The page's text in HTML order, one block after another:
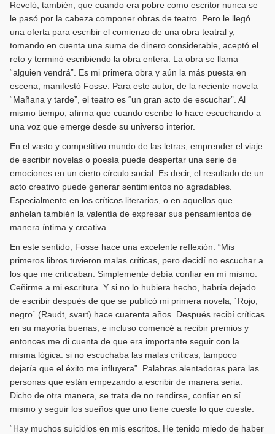
Reveló, también, que cuando era pobre como escritor nunca se
le pasó por la cabeza componer obras de teatro. Pero le llegó
una oferta para escribir el comienzo de una obra teatral y,
tomando en cuenta una suma de dinero considerable, aceptó el
reto y terminó escribiendo la obra entera. La obra se llama
“alguien vendrá”. Es mi primera obra y aún la más puesta en
escena, manifestó Fosse. Para este autor, de la reciente novela
“Mañana y tarde”, el teatro es “un gran acto de escuchar”. Al
mismo tiempo, afirma que cuando escribe lo hace escuchando a
una voz que emerge desde su universo interior.
En el vasto y competitivo mundo de las letras, emprender el viaje
de escribir novelas o poesía puede despertar una serie de
emociones en un cierto círculo social. Es decir, el resultado de un
acto creativo puede generar sentimientos no agradables.
Especialmente en los críticos literarios, o en aquellos que
anhelan también la valentía de expresar sus pensamientos de
manera íntima y creativa.
En este sentido, Fosse hace una excelente reflexión: “Mis
primeros libros tuvieron malas críticas, pero decidí no escuchar a
los que me criticaban. Simplemente debía confiar en mí mismo.
Ceñirme a mi escritura. Y si no lo hubiera hecho, habría dejado
de escribir después de que se publicó mi primera novela, ´Rojo,
negro´ (Raudt, svart) hace cuarenta años. Después recibí críticas
en su mayoría buenas, e incluso comencé a recibir premios y
entonces me di cuenta de que era importante seguir con la
misma lógica: si no escuchaba las malas críticas, tampoco
dejaría que el éxito me influyera”. Palabras alentadoras para las
personas que están empezando a escribir de manera seria.
Dicho de otra manera, se trata de no rendirse, confiar en sí
mismo y seguir los sueños que uno tiene cueste lo que cueste.
“Hay muchos suicidios en mis escritos. He tenido miedo de haber